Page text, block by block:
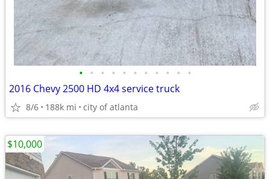
• • • • • • • • • • •
2016 Chevy 2500 HD 4x4 service truck
8/6 188k mi city of atlanta
$10,000